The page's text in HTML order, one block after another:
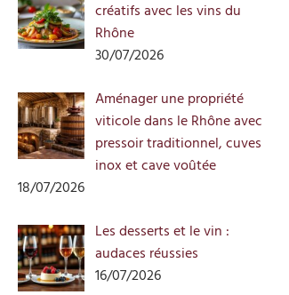
créatifs avec les vins du
Rhône
30/07/2026
Aménager une propriété
viticole dans le Rhône avec
pressoir traditionnel, cuves
inox et cave voûtée
18/07/2026
Les desserts et le vin :
audaces réussies
16/07/2026